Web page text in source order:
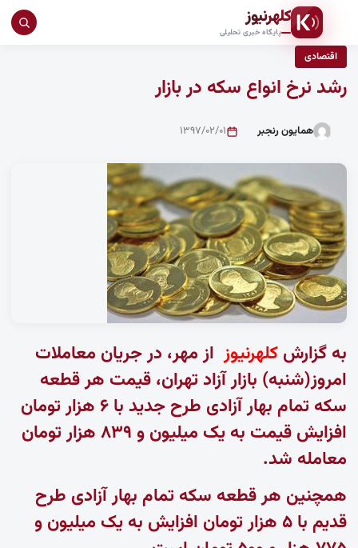
کلهرنیوز
پایگاه خبری تحلیلی
اقتصادی
رشد نرخ انواع سکه در بازار
همایون رنجبر ۱۳۹۷/۰۲/۰۱
به گزارش کلهرنیوزاز مهر، در جریان معاملات
امروز(شنبه) بازار آزاد تهران، قیمت هر قطعه
سکه تمام بهار آزادی طرح جدید با ۶ هزار تومان
افزایش قیمت به یک میلیون و ۸۳۹ هزار تومان
معامله شد.
همچنین هر قطعه سکه تمام بهار آزادی طرح
قدیم با ۵ هزار تومان افزایش به یک میلیون و